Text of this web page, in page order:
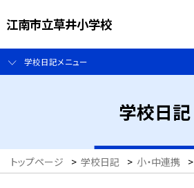
江南市立草井小学校
学校日記メニュー
学校日記
トップページ > 学校日記 > 小・中連携 >